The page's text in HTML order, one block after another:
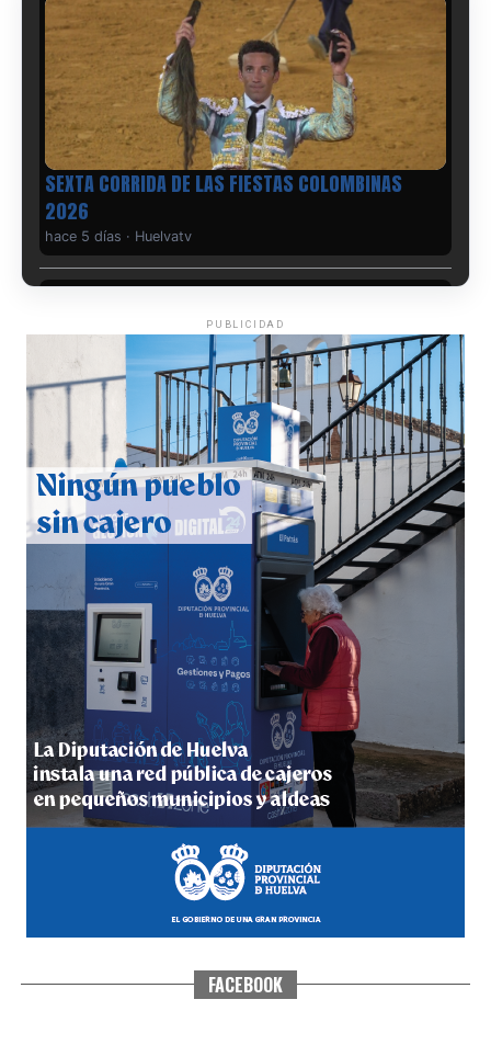
SEXTA CORRIDA DE LAS FIESTAS COLOMBINAS
2026
hace 5 días· Huelvatv
6º DÍA DE LAS FIESTAS COLOMBINAS 2026
hace 5 días·Huelvatv
QUINTA CORRIDA DE LAS FIESTAS COLOMBINAS
2026
hace 6 días·Huelvatv
PUBLICIDAD
FACEBOOK